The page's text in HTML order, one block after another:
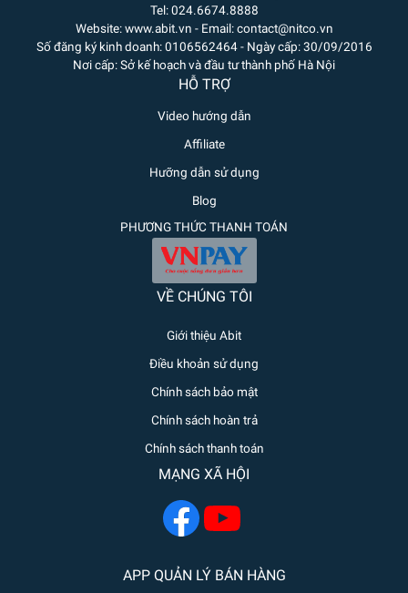
Tel: 024.6674.8888
Website: www.abit.vn - Email: contact@nitco.vn
Số đăng ký kinh doanh: 0106562464 - Ngày cấp: 30/09/2016
Nơi cấp: Sở kế hoạch và đầu tư thành phố Hà Nội
HỖ TRỢ
Video hướng dẫn
Affiliate
Hưỡng dẫn sử dụng
Blog
PHƯƠNG THỨC THANH TOÁN
VỀ CHÚNG TÔI
Giới thiệu Abit
Điều khoản sử dụng
Chính sách bảo mật
Chính sách hoàn trả
Chính sách thanh toán
MẠNG XÃ HỘI
APP QUẢN LÝ BÁN HÀNG